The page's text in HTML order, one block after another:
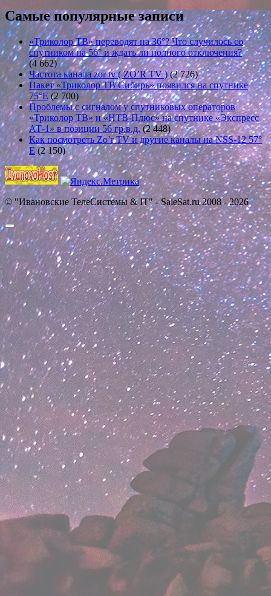
Самые популярные записи
«Триколор ТВ» переводят на 36°? Что случилось со
спутником на 56° и ждать ли полного отключения?
(4 662)
Частота канала zor tv ( ZO’R TV ) (2 726)
Пакет «Триколор ТВ Сибирь» появился на спутнике
75°E (2 700)
Проблемы с сигналом у спутниковых операторов
«Триколор ТВ» и «НТВ-Плюс» на спутнике «Экспресс
АТ-1» в позиции 56 гр.в.д. (2 448)
Как посмотреть Zo’r TV и другие каналы на NSS-12 57°
E (2 150)
© "Ивановские ТелеСистемы & IT" - SaleSat.ru 2008 - 2026
Прокрутить
вверх